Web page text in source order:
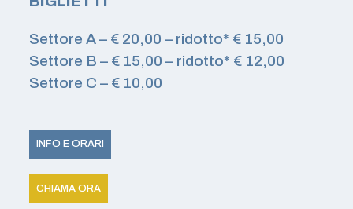
Settore A – € 20,00 – ridotto* € 15,00
Settore B – € 15,00 – ridotto* € 12,00
Settore C – € 10,00
INFO E ORARI
CHIAMA ORA